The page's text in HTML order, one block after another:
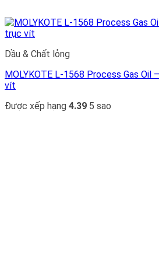
Dầu & Chất lỏng
MOLYKOTE L-1568 Process Gas Oil
vít
Được xếp hạng 4.39 5 sao